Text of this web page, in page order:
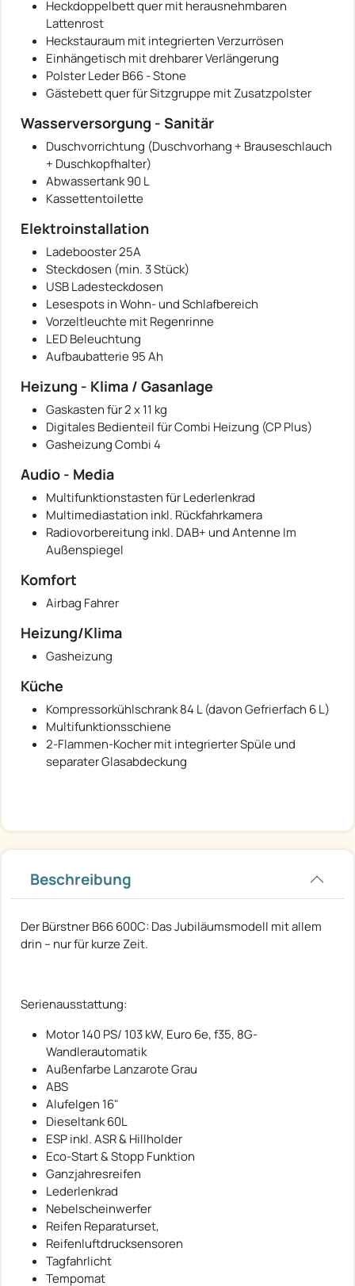
Heckdoppelbett quer mit herausnehmbaren
Lattenrost
Heckstauraum mit integrierten Verzurrösen
Einhängetisch mit drehbarer Verlängerung
Polster Leder B66 - Stone
Gästebett quer für Sitzgruppe mit Zusatzpolster
Wasserversorgung - Sanitär
Duschvorrichtung (Duschvorhang + Brauseschlauch
+ Duschkopfhalter)
Abwassertank 90 L
Kassettentoilette
Elektroinstallation
Ladebooster 25A
Steckdosen (min. 3 Stück)
USB Ladesteckdosen
Lesespots in Wohn- und Schlafbereich
Vorzeltleuchte mit Regenrinne
LED Beleuchtung
Aufbaubatterie 95 Ah
Heizung - Klima / Gasanlage
Gaskasten für 2 x 11 kg
Digitales Bedienteil für Combi Heizung (CP Plus)
Gasheizung Combi 4
Audio - Media
Multifunktionstasten für Lederlenkrad
Multimediastation inkl. Rückfahrkamera
Radiovorbereitung inkl. DAB+ und Antenne Im
Außenspiegel
Komfort
Airbag Fahrer
Heizung/Klima
Gasheizung
Küche
Kompressorkühlschrank 84 L (davon Gefrierfach 6 L)
Multifunktionsschiene
2-Flammen-Kocher mit integrierter Spüle und
separater Glasabdeckung
Beschreibung
Der Bürstner B66 600C: Das Jubiläumsmodell mit allem
drin – nur für kurze Zeit.
Serienausstattung:
Motor 140 PS/ 103 kW, Euro 6e, f35, 8G-
Wandlerautomatik
Außenfarbe Lanzarote Grau
ABS
Alufelgen 16"
Dieseltank 60L
ESP inkl. ASR & Hillholder
Eco-Start & Stopp Funktion
Ganzjahresreifen
Lederlenkrad
Nebelscheinwerfer
Reifen Reparaturset,
Reifenluftdrucksensoren
Tagfahrlicht
Tempomat